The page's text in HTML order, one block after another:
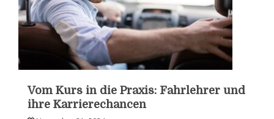
Vom Kurs in die Praxis: Fahrlehrer und
ihre Karrierechancen